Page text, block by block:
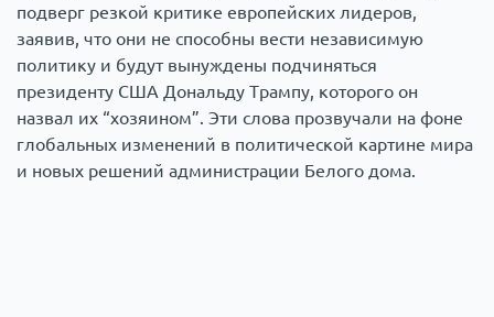
подверг резкой критике европейских лидеров,
заявив, что они не способны вести независимую
политику и будут вынуждены подчиняться
президенту США Дональду Трампу, которого он
назвал их “хозяином”. Эти слова прозвучали на фоне
глобальных изменений в политической картине мира
и новых решений администрации Белого дома.